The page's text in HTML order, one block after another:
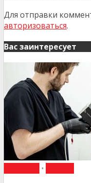
Для отправки
авторизоваться.
Вас заинтересует
•